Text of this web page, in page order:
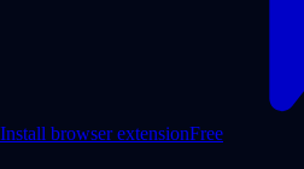
Install browser extensionFree